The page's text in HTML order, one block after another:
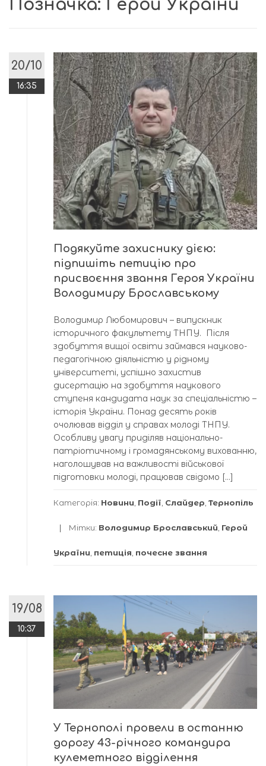
Позначка: Герой України
20/10
16:35
Подякуйте захиснику дією:
підпишіть петицію про
присвоєння звання Героя України
Володимиру Брославському
Володимир Любомирович – випускник
історичного факультету ТНПУ. Після
здобуття вищої освіти займався науково-
педагогічною діяльністю у рідному
університеті, успішно захистив
дисертацію на здобуття наукового
ступеня кандидата наук за спеціальністю –
історія України. Понад десять років
очолював відділ у справах молоді ТНПУ.
Особливу увагу приділяв національно-
патріотичному і громадянському вихованню,
наголошував на важливості військової
підготовки молоді, працював свідомо […]
Категорія: Новини Події Слайдер Тернопіль
Мітки: Володимир Брославський Герой
України петиція почесне звання
19/08
10:37
У Тернополі провели в останню
дорогу 43-річного командира
кулеметного відділення